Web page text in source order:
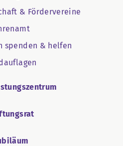
& Fördervereine
spenden & helfen